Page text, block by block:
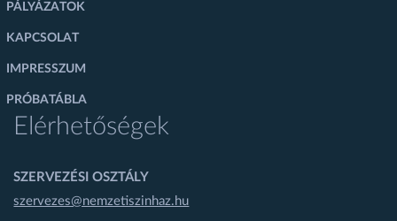
PÁLYÁZATOK
KAPCSOLAT
IMPRESSZUM
PRÓBATÁBLA
Elérhetőségek
SZERVEZÉSI OSZTÁLY
szervezes@nemzetiszinhaz.hu